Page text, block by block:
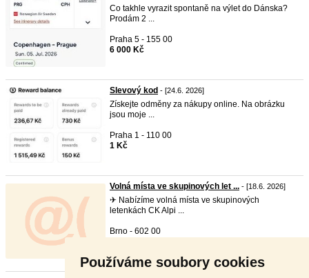
Používáme soubory cookies
Co takhle vyrazit spontaně na výlet do Dánska?
Prodám 2 ...
Praha 5 - 155 00
6 000 Kč
Slevový kod - [24.6. 2026]
Získejte odměny za nákupy online. Na obrázku
jsou moje ...
Praha 1 - 110 00
1 Kč
Volná místa ve skupinových let ... - [18.6. 2026]
✈ Nabízíme volná místa ve skupinových
letenkách CK Alpi ...
Brno - 602 00